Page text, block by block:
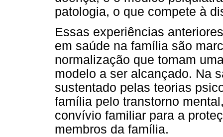
patologia, o que compete à
Essas experiências
em saúde na família são
normalização que tomam
modelo a ser alcançado. Na
sustentado pelas teorias
família pelo transtorno
convívio familiar para a
membros da família.